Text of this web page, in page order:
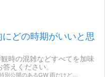
どの時期がいいと思
時の混雑などすべてを加味
えください。
GW 雨だけど新緑の6月 暑いけれど、